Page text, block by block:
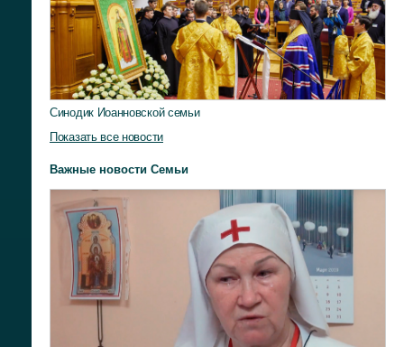
Синодик Иоанновской семьи
Показать все новости
Важные новости Семьи